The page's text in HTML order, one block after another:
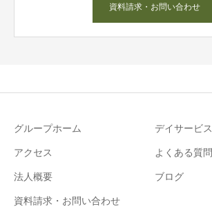
資料請求・お問い合わせ
グループホーム デイサービス
アクセス よくある質問
法人概要 ブログ
資料請求・お問い合わせ